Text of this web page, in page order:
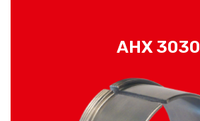
AHX 3030